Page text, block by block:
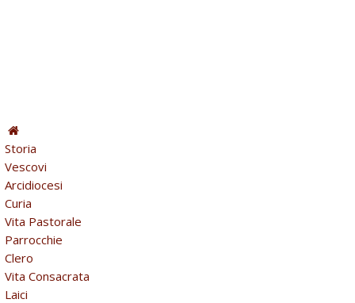
Storia
Vescovi
Arcidiocesi
Curia
Vita Pastorale
Parrocchie
Clero
Vita Consacrata
Laici